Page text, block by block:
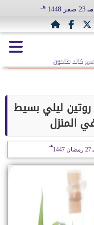
23 صفر 1448 هـ
خالد طاحون
ليلي بسيط
المنزل
27 رمضان 1447
هـ